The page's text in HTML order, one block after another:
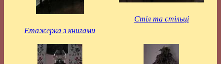
Етажерка з книгами
Стіл та стільці